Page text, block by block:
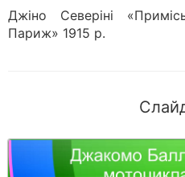
Джіно Северіні
Париж» 1915 р.